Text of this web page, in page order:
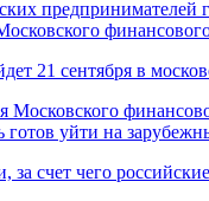
21 сентября в
уйти на
за счет чего